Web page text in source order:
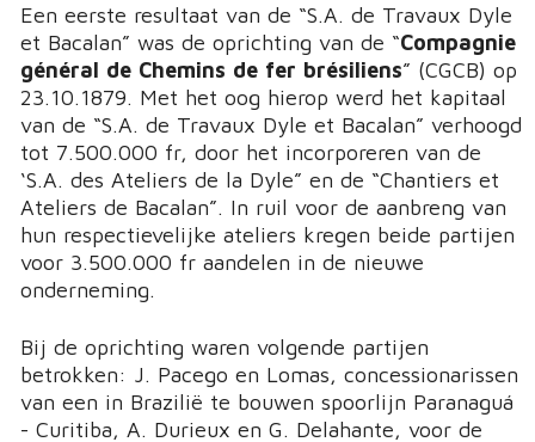
Een eerste resultaat van de “S.A. de Travaux Dyle
et Bacalan” was de oprichting van de “Compagnie
général de Chemins de fer brésiliens” (CGCB) op
23.10.1879. Met het oog hierop werd het kapitaal
van de “S.A. de Travaux Dyle et Bacalan” verhoogd
tot 7.500.000 fr, door het incorporeren van de
‘S.A. des Ateliers de la Dyle” en de “Chantiers et
Ateliers de Bacalan”. In ruil voor de aanbreng van
hun respectievelijke ateliers kregen beide partijen
voor 3.500.000 fr aandelen in de nieuwe
onderneming.
Bij de oprichting waren volgende partijen
betrokken: J. Pacego en Lomas, concessionarissen
van een in Brazilië te bouwen spoorlijn Paranaguá
- Curitiba, A. Durieux en G. Delahante, voor de